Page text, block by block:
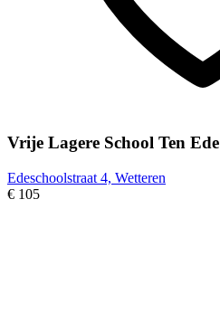
Vrije Lagere School Ten Ede
Edeschoolstraat 4, Wetteren
€ 105